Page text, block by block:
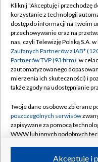
Abonament TVP
Emisja w TVP
Centrum informacji
Naziemna Telewizja
Rada Programowa
System NOS
Informacje o nadawcy
Kliknij "Akceptuję i przechodzę
korzystanie z technologii
dostęp do informacji na Twoim
przechowywanie oraz na
nas, czyli Telewizję Polską S.A.
Zaufanych Partnerów z IAB*
Partnerów TVP (93 firm), w
zautomatyzowanego
mierzenia ich skuteczności) i
także zgody na udostępnianie
Twoje dane osobowe zbierane
poszczególnych serwisów
zapisywane za pomocą
WWW lub innych podobnych
Akceptuję i